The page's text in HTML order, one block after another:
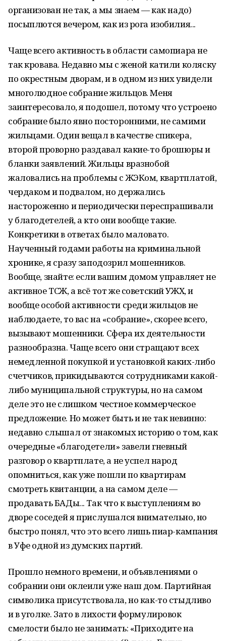
организован не так, а мы знаем — как надо)
посыплются вечером, как из рога изобилия...
Чаще всего активность в области самопиара не
так кровава. Недавно мы с женой катили коляску
по окрестным дворам, и в одном из них увидели
многолюдное собрание жильцов. Меня
заинтересовало, я подошел, потому что устроено
собрание было явно посторонними, не самими
жильцами. Один вещал в качестве спикера,
второй проворно раздавал какие-то брошюры и
бланки заявлений. Жильцы вразнобой
жаловались на проблемы с ЖЭКом, квартплатой,
чердаком и подвалом, но держались
настороженно и периодически переспрашивали
у благодетелей, а кто они вообще такие.
Конкретики в ответах было маловато.
Наученный годами работы на криминальной
хронике, я сразу заподозрил мошенников.
Вообще, знайте: если вашим домом управляет не
активное ТСЖ, а всё тот же советский УЖХ, и
вообще особой активности среди жильцов не
наблюдаете, то вас на «собрание», скорее всего,
вызывают мошенники. Сфера их деятельности
разнообразна. Чаще всего они стращают всех
немедленной покупкой и установкой каких-либо
счетчиков, прикидываются сотрудниками какой-
либо муниципальной структуры, но на самом
деле это не слишком честное коммерческое
предложение. Но может быть и не так невинно:
недавно слышал от знакомых историю о том, как
очередные «благодетели» завели гневный
разговор о квартплате, а не успел народ
опомниться, как уже пошли по квартирам
смотреть квитанции, а на самом деле —
продавать БАДы... Так что к выступлениям во
дворе соседей я прислушался внимательно, но
быстро понял, что это всего лишь пиар-кампания
в Уфе одной из думских партий.
Прошло немного времени, и объявлениями о
собрании они оклеили уже наш дом. Партийная
символика присутствовала, но как-то стыдливо
и в уголке. Зато в лихости формулировок
смелости было не занимать: «Приходите на